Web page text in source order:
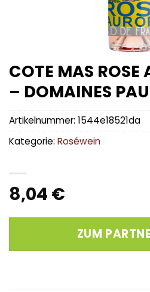
COTE MAS ROSE
– DOMAINES
8,04 €
ZUM
Artikelnummer: 1544e18521da
Kategorie: Roséwein